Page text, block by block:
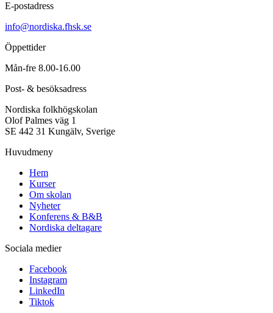
E-postadress
info@nordiska.fhsk.se
Öppettider
Mån-fre 8.00-16.00
Post- & besöksadress
Nordiska folkhögskolan
Olof Palmes väg 1
SE 442 31 Kungälv, Sverige
Huvudmeny
Hem
Kurser
Om skolan
Nyheter
Konferens & B&B
Nordiska deltagare
Sociala medier
Facebook
Instagram
LinkedIn
Tiktok